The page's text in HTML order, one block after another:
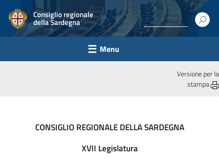
Consiglio regionale
della Sardegna
Menu
Versione per la
stampa
CONSIGLIO REGIONALE DELLA SARDEGNA
XVII Legislatura